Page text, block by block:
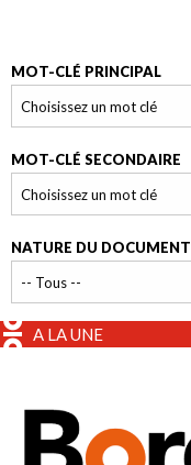
MOT-CLÉ PRINCIPAL
MOT-CLÉ SECONDAIRE
NATURE DU DOCUMENT
A LA UNE